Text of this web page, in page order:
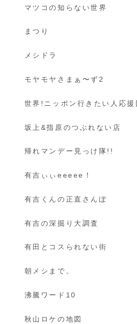
マツコの知らない世界
まつり
メシドラ
モヤモヤさまぁ〜ず2
世界!ニッポン行きたい人応援
坂上&指原のつぶれない店
帰れマンデー見っけ隊!!
有吉ぃぃeeeee！
有吉くんの正直さんぽ
有吉の深掘り大調査
有田とコスられない街
朝メシまで。
沸騰ワード10
秋山ロケの地図